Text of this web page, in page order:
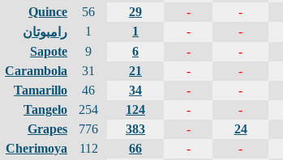
Quince
56 29 - -
رامبوتان
1 1 - -
Sapote
9 6 - -
Carambola
31 21 - -
Tamarillo
46 34 - -
Tangelo
254 124 - -
Grapes
776 383 - 24
Cherimoya
112 66 - -